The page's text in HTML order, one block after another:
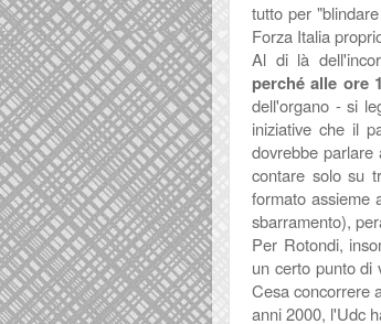
tutto per
Forza Italia
Al di là
perché alle ore
dell'organo - si
iniziative che il
dovrebbe parlare
contare solo su
formato assieme
sbarramento),
Per Rotondi,
un certo punto di
Cesa concorrere
anni 2000, l'Udc